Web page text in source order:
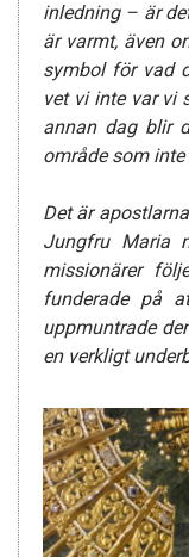
inledning – är
är varmt, även
symbol för vad
vet vi inte var vi
annan dag blir
område som
Det är
Jungfru Maria
missionärer
funderade på
uppmuntrade
en verkligt